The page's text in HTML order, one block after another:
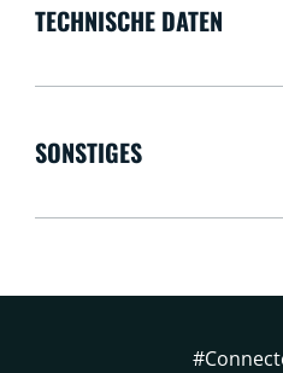
TECHNISCHE DATEN
SONSTIGES